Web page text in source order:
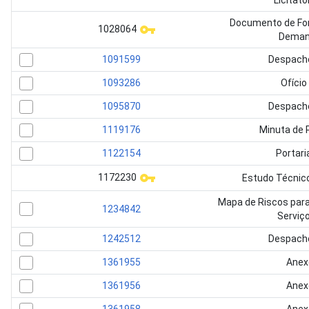
1028064
Documento de
1091599
1093286 Ofício
1095870
1119176 Minuta de
1122154
1172230 Estudo
1234842
Mapa de Riscos
1242512
1361955
1361956